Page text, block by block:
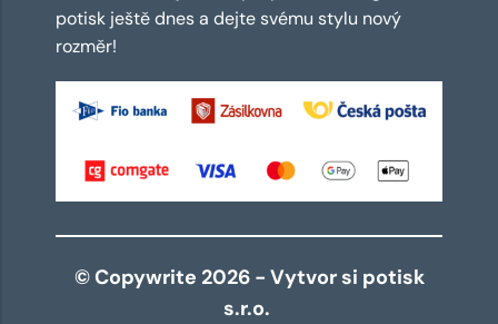
potisk ještě dnes a dejte svému stylu nový
rozměr!
© Copywrite 2026 - Vytvor si potisk
s.r.o.